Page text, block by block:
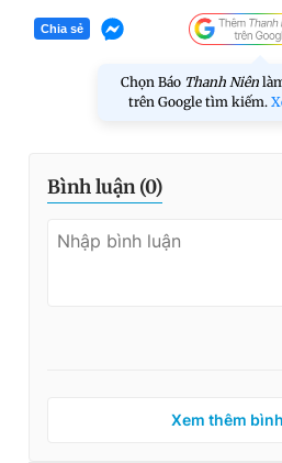
Chia sẻ
Chọn Báo Thanh Niên
trên Google tìm kiếm.
Bình luận (0)
Xem thêm